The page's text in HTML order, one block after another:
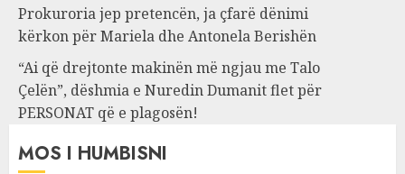
Prokuroria jep pretencën, ja çfarë dënimi
kërkon për Mariela dhe Antonela Berishën
“Ai që drejtonte makinën më ngjau me Talo
Çelën”, dëshmia e Nuredin Dumanit flet për
PERSONAT që e plagosën!
MOS I HUMBISNI